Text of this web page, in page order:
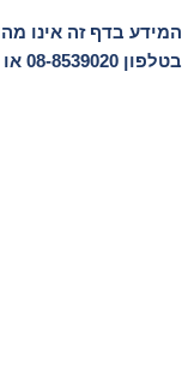
המידע בדף זה אינו
בטלפון 08-8539020 או במייל